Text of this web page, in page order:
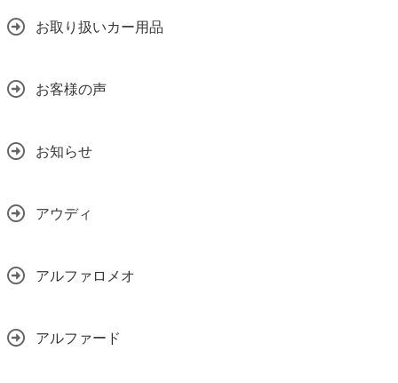
お取り扱いカー用品
お客様の声
お知らせ
アウディ
アルファロメオ
アルファード